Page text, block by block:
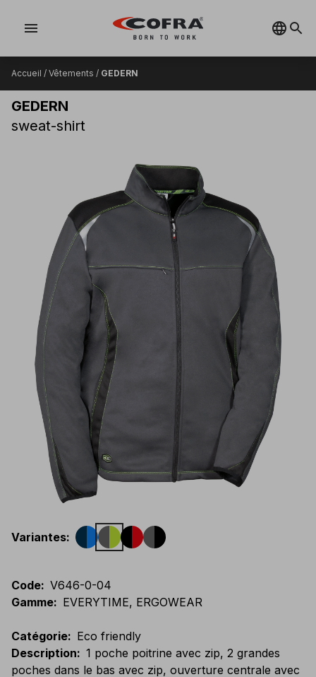
menu
Accueil / Vêtements / GEDERN
GEDERN
sweat-shirt
Variantes:
Code: V646-0-04
Gamme: EVERYTIME, ERGOWEAR
Catégorie: Eco friendly
Description: 1 poche poitrine avec zip, 2 grandes
poches dans le bas avec zip, ouverture centrale avec